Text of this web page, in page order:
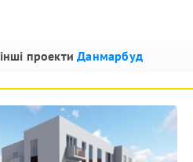
інші проекти Данмарбуд